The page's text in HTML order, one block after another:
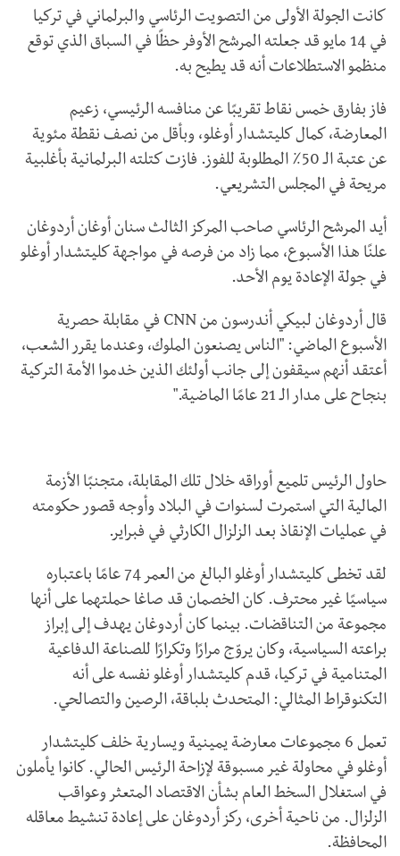
كانت الجولة الأولى من التصويت الرئاسي والبرلماني في تركيا
في 14 مايو قد جعلته المرشح الأوفر حظًا في السباق الذي توقع
منظمو الاستطلاعات أنه قد يطيح به.
فاز بفارق خمس نقاط تقريبًا عن منافسه الرئيسي، زعيم
المعارضة، كمال كليتشدار أوغلو، وبأقل من نصف نقطة مئوية
عن عتبة الـ 50٪ المطلوبة للفوز. فازت كتلته البرلمانية بأغلبية
مريحة في المجلس التشريعي.
أيد المرشح الرئاسي صاحب المركز الثالث سنان أوغان أردوغان
علنًا هذا الأسبوع، مما زاد من فرصه في مواجهة كليتشدار أوغلو
في جولة الإعادة يوم الأحد.
قال أردوغان لبيكي أندرسون من CNN في مقابلة حصرية
الأسبوع الماضي: "الناس يصنعون الملوك، وعندما يقرر الشعب،
أعتقد أنهم سيقفون إلى جانب أولئك الذين خدموا الأمة التركية
بنجاح على مدار الـ 21 عامًا الماضية."
حاول الرئيس تلميع أوراقه خلال تلك المقابلة، متجنبًا الأزمة
المالية التي استمرت لسنوات في البلاد وأوجه قصور حكومته
في عمليات الإنقاذ بعد الزلزال الكارثي في فبراير.
لقد تخطى كليتشدار أوغلو البالغ من العمر 74 عامًا باعتباره
سياسيًا غير محترف. كان الخصمان قد صاغا حملتهما على أنها
مجموعة من التناقضات. بينما كان أردوغان يهدف إلى إبراز
براعته السياسية، وكان يروّج مرارًا وتكرارًا للصناعة الدفاعية
المتنامية في تركيا، قدم كليتشدار أوغلو نفسه على أنه
التكنوقراط المثالي: المتحدث بلباقة، الرصين والتصالحي.
تعمل 6 مجموعات معارضة يمينية ويسارية خلف كليتشدار
أوغلو في محاولة غير مسبوقة لإزاحة الرئيس الحالي. كانوا يأملون
في استغلال السخط العام بشأن الاقتصاد المتعثر وعواقب
الزلزال. من ناحية أخرى، ركز أردوغان على إعادة تنشيط معاقله
المحافظة.